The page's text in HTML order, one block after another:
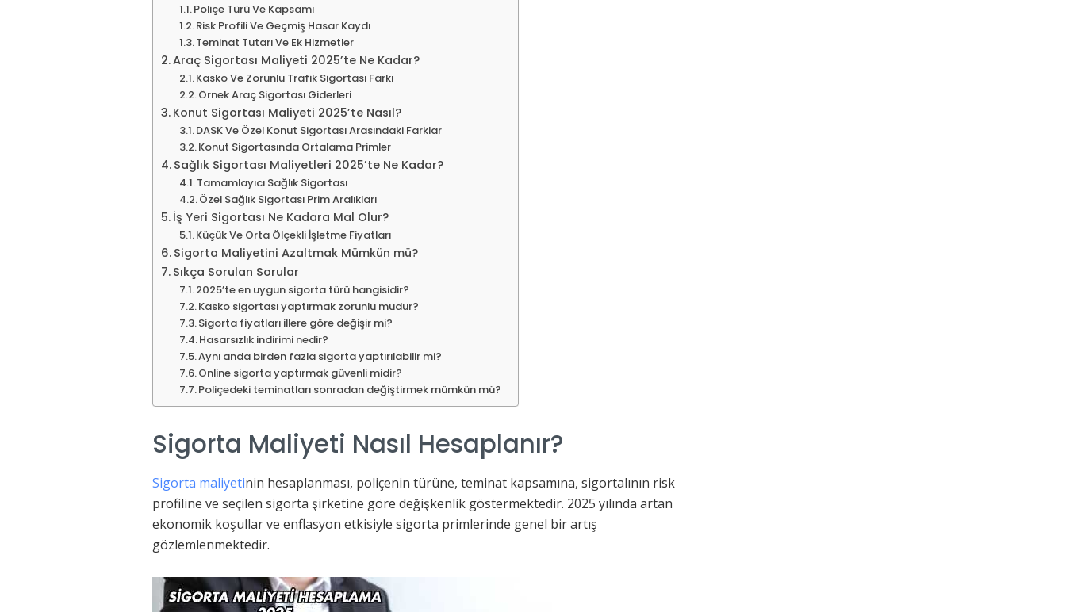
Poliçe Türü Ve Kapsamı
Risk Profili Ve Geçmiş Hasar Kaydı
Teminat Tutarı Ve Ek Hizmetler
Araç Sigortası Maliyeti 2025’te Ne Kadar?
Kasko Ve Zorunlu Trafik Sigortası Farkı
Örnek Araç Sigortası Giderleri
Konut Sigortası Maliyeti 2025’te Nasıl?
DASK Ve Özel Konut Sigortası Arasındaki Farklar
Konut Sigortasında Ortalama Primler
Sağlık Sigortası Maliyetleri 2025’te Ne Kadar?
Tamamlayıcı Sağlık Sigortası
Özel Sağlık Sigortası Prim Aralıkları
İş Yeri Sigortası Ne Kadara Mal Olur?
Küçük Ve Orta Ölçekli İşletme Fiyatları
Sigorta Maliyetini Azaltmak Mümkün mü?
Sıkça Sorulan Sorular
2025’te en uygun sigorta türü hangisidir?
Kasko sigortası yaptırmak zorunlu mudur?
Sigorta fiyatları illere göre değişir mi?
Hasarsızlık indirimi nedir?
Aynı anda birden fazla sigorta yaptırılabilir mi?
Online sigorta yaptırmak güvenli midir?
Poliçedeki teminatları sonradan değiştirmek mümkün mü?
Sigorta Maliyeti Nasıl Hesaplanır?
Sigorta maliyetinin hesaplanması, poliçenin türüne, teminat kapsamına, sigortalının risk
profiline ve seçilen sigorta şirketine göre değişkenlik göstermektedir. 2025 yılında artan
ekonomik koşullar ve enflasyon etkisiyle sigorta primlerinde genel bir artış
gözlemlenmektedir.